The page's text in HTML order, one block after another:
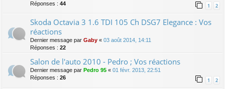
Réponses : 44 1 2
Skoda Octavia 3 1.6 TDI 105 Ch DSG7 Elegance : Vos
réactions
Dernier message par Gaby « 03 août 2014, 14:11
Réponses : 22
Salon de l'auto 2010 - Pedro ; Vos réactions
Dernier message par Pedro 95 « 01 févr. 2013, 22:51
Réponses : 26 1 2